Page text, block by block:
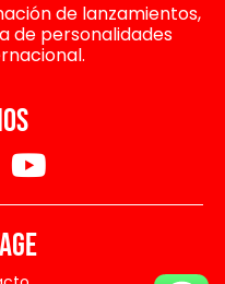
de lanzamientos,
de personalidades